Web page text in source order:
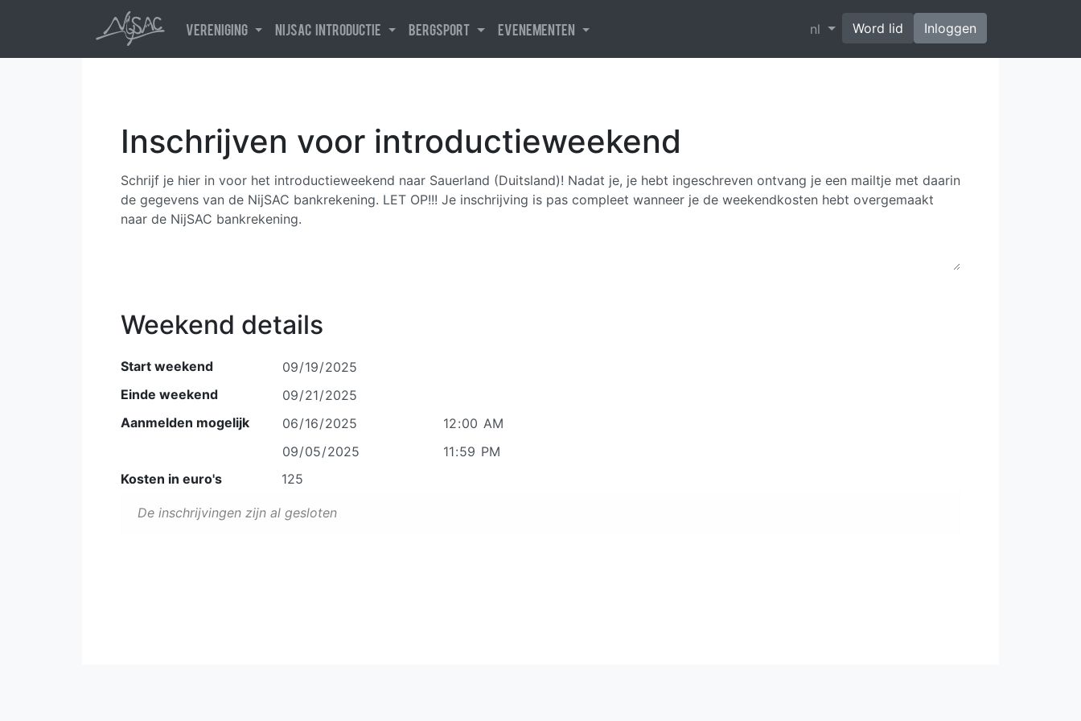
Vereniging NijSAC introductie Bergsport Evenementen nl Word lid Inloggen
Inschrijven voor introductieweekend
Weekend details
Start weekend
Einde weekend
Aanmelden mogelijk
Kosten in euro's
De inschrijvingen zijn al gesloten